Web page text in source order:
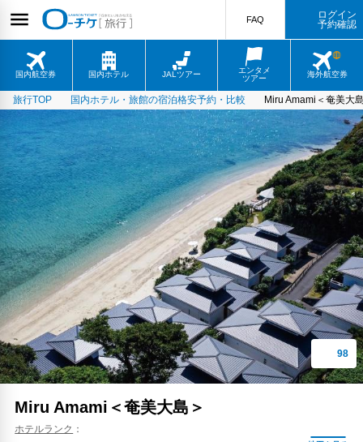
国内航空券 国内ホテル JALツアー
エンタメ
ツアー
海外航空券
FAQ
ログイン
予約確認
旅行TOP 国内ホテル・旅館の宿泊格安予約・比較 Miru Amami＜奄美大
Miru Amami＜奄美大島＞
ホテルランク